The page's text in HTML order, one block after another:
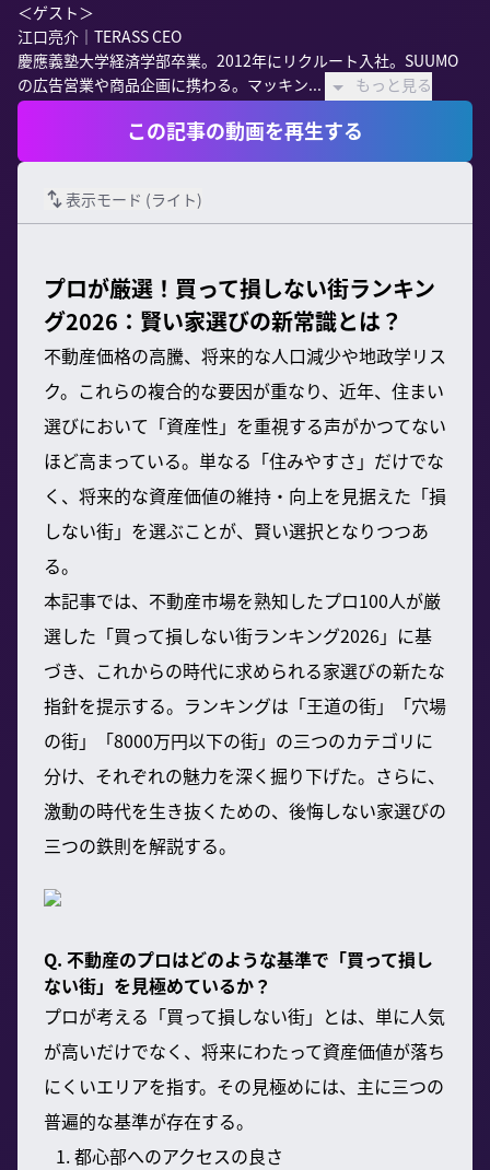
＜ゲスト＞
江口亮介｜TERASS CEO
慶應義塾大学経済学部卒業。2012年にリクルート入社。SUUMO
の広告営業や商品企画に携わる。マッキン...
もっと見る
この記事の動画を再生する
表示モード (ライト)
プロが厳選！買って損しない街ランキン
グ2026：賢い家選びの新常識とは？
不動産価格の高騰、将来的な人口減少や地政学リス
ク。これらの複合的な要因が重なり、近年、住まい
選びにおいて「資産性」を重視する声がかつてない
ほど高まっている。単なる「住みやすさ」だけでな
く、将来的な資産価値の維持・向上を見据えた「損
しない街」を選ぶことが、賢い選択となりつつあ
る。
本記事では、不動産市場を熟知したプロ100人が厳
選した「買って損しない街ランキング2026」に基
づき、これからの時代に求められる家選びの新たな
指針を提示する。ランキングは「王道の街」「穴場
の街」「8000万円以下の街」の三つのカテゴリに
分け、それぞれの魅力を深く掘り下げた。さらに、
激動の時代を生き抜くための、後悔しない家選びの
三つの鉄則を解説する。
Q. 不動産のプロはどのような基準で「買って損し
ない街」を見極めているか？
プロが考える「買って損しない街」とは、単に人気
が高いだけでなく、将来にわたって資産価値が落ち
にくいエリアを指す。その見極めには、主に三つの
普遍的な基準が存在する。
都心部へのアクセスの良さ